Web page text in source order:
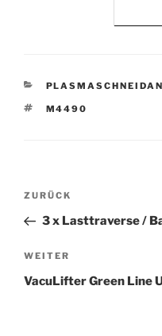
KATEGORIEN
SCHLAGWÖRTER
M4490
Beitrags-
Vorheriger
Beitrag
ZURÜCK
3 x Lasttraverse /
Nächster
Beitrag
WEITER
VacuLifter Green Line